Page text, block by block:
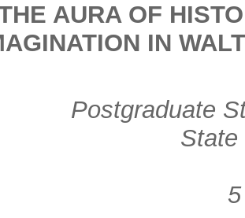
AURA OF
IN
Postgraduate
State